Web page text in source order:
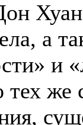
а
и
же